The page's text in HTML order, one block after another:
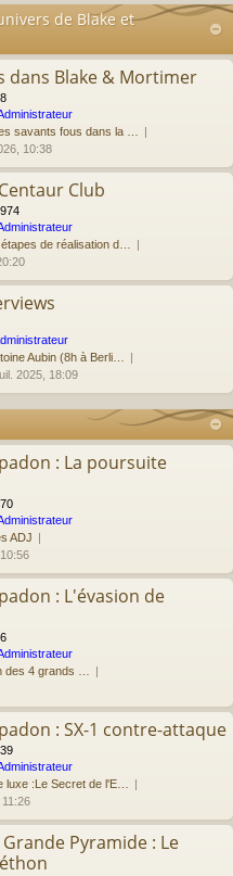
de Blake et
dans Blake & Mortimer
savants fous dans la …
10:38
Club
de réalisation d…
Aubin (8h à Berli…
2025, 18:09
: La poursuite
ADJ
: L'évasion de
des 4 grands …
: SX-1 contre-attaque
luxe :Le Secret de l'E…
11:26
Pyramide : Le